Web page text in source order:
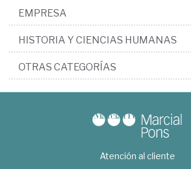
EMPRESA
HISTORIA Y CIENCIAS HUMANAS
OTRAS CATEGORÍAS
Atención al cliente